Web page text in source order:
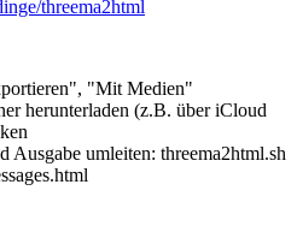
threema2html
"Mit Medien"
herunterladen (z.B. über iCloud
Ausgabe umleiten: threema2html.sh